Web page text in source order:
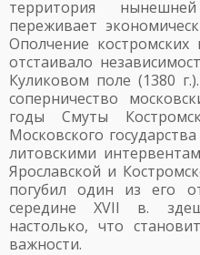
территория
переживает
Ополчение костромских
отстаивало
Куликовом поле (1380
соперничество
годы Смуты
Московского
литовскими
Ярославской и
погубил один из его
середине XVII в.
настолько, что
важности.